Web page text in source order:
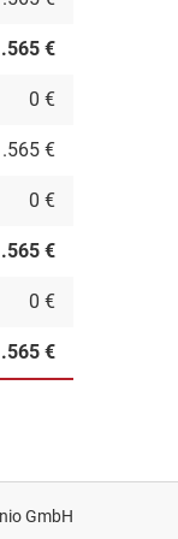
€
0 €
€
0 €
€
0 €
€
GmbH